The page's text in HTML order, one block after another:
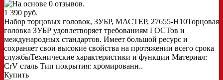
1 390 руб.
Набор торцовых головок, ЗУБР, МАСТЕР, 27655-H10Торцовая
головка ЗУБР удовлетворяет требованиям ГОСТов и
международных стандартов. Имеет большой ресурс и
сохраняет свои высокие свойства на протяжении всего срока
службыТехнические характеристики и функции Материал:
CrV сталь Тип покрытия: хромированн..
Купить